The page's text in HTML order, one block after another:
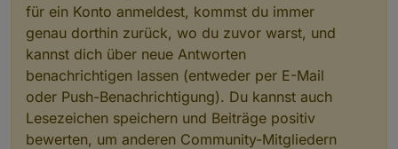
für ein Konto anmeldest, kommst du immer
genau dorthin zurück, wo du zuvor warst, und
kannst dich über neue Antworten
benachrichtigen lassen (entweder per E-Mail
oder Push-Benachrichtigung). Du kannst auch
Lesezeichen speichern und Beiträge positiv
bewerten, um anderen Community-Mitgliedern